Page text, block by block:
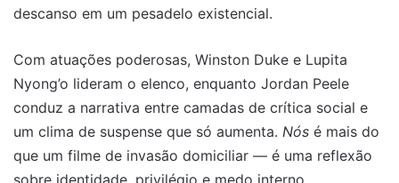
descanso em um pesadelo existencial.
Com atuações poderosas, Winston Duke e Lupita
Nyong’o lideram o elenco, enquanto Jordan Peele
conduz a narrativa entre camadas de crítica social e
um clima de suspense que só aumenta. Nós é mais do
que um filme de invasão domiciliar — é uma reflexão